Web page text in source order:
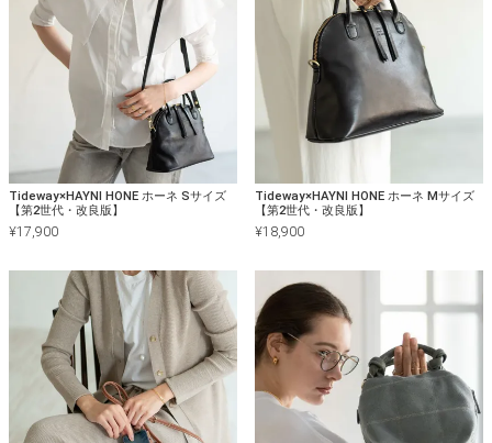
Tideway×HAYNI HONE ホーネ Sサイズ
【第2世代・改良版】
¥17,900
Tideway×HAYNI HONE ホーネ Mサイズ
【第2世代・改良版】
¥18,900